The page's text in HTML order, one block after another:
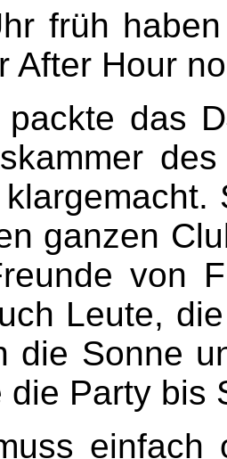
früh
After Hour
packte das
ganzen
von
Leute,
die Sonne
die Party bis
einfach